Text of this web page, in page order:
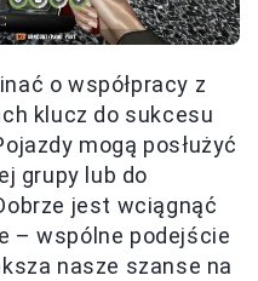
o współpracy z
klucz do sukcesu
mogą posłużyć
grupy lub do
jest wciągnąć
– wspólne podejście
nasze szanse na